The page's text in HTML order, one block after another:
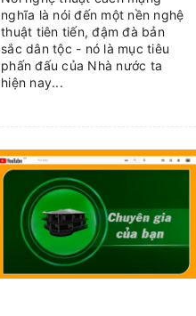
nghĩa là nói đến một nền nghệ
thuật tiên tiến, đậm đà bản
sắc dân tộc - nó là mục tiêu
phấn đấu của Nhà nước ta
hiện nay...